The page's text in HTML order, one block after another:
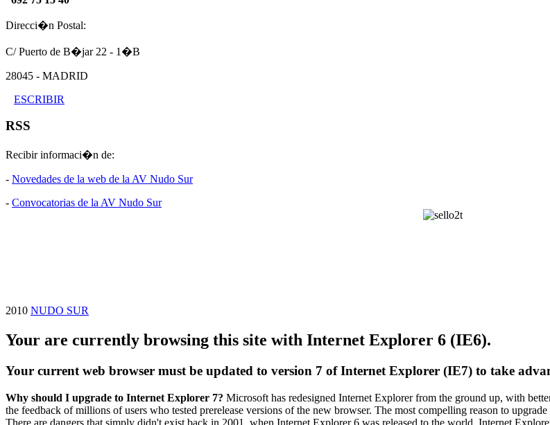
Direcci�n Postal:
C/ Puerto de B�jar 22 - 1�B
28045 - MADRID
ESCRIBIR
RSS
Recibir informaci�n de:
- Novedades de la web de la AV Nudo Sur
- Convocatorias de la AV Nudo Sur
2010 NUDO SUR
Your are currently browsing this site with Internet Explorer 6 (IE6).
Your current web browser must be updated to version 7 of Internet Explorer (IE7) to take
Why should I upgrade to Internet Explorer 7? Microsoft has redesigned Internet Explorer from the ground up, with
the feedback of millions of users who tested prerelease versions of the new browser. The most compelling reason to
There are dangers that simply didn't exist back in 2001, when Internet Explorer 6 was released to the world. Internet